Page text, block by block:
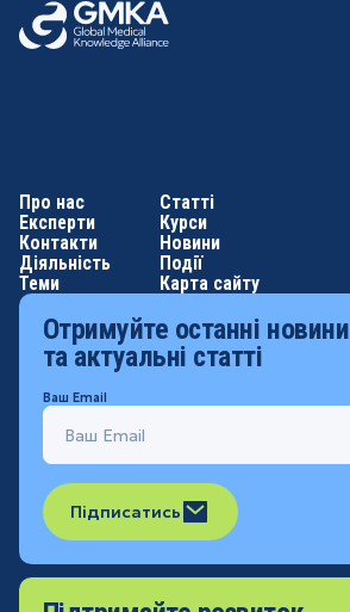
Про нас
Експерти
Контакти
Діяльність
Теми
Статті
Курси
Новини
Події
Карта сайту
Отримуйте останні новини
та актуальні статті
Ваш Email
Підписатись